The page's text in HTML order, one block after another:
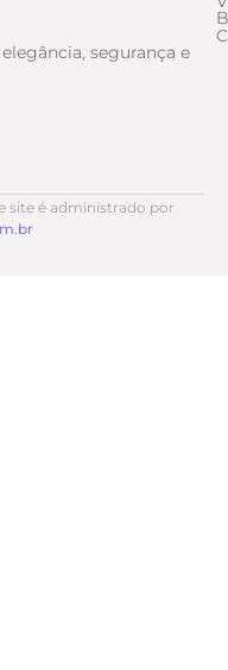
segurança e
site é administrado por